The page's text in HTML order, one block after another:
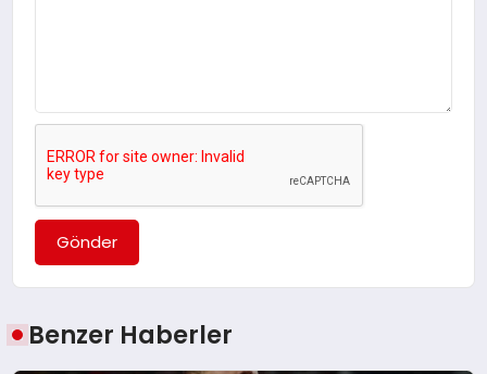
Gönder
Benzer Haberler